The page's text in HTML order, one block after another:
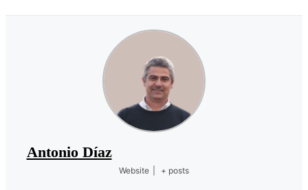
Antonio Díaz
Website + posts